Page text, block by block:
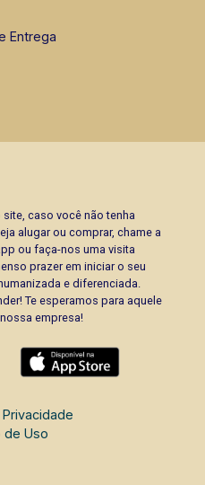
Entrega
caso você não tenha
alugar ou comprar, chame a
ou faça-nos uma visita
prazer em iniciar o seu
e diferenciada.
Te esperamos para aquele
empresa!
de Uso